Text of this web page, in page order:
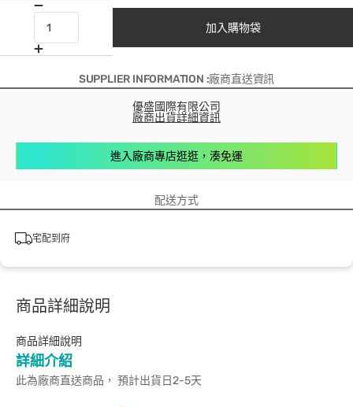
加入購物袋
SUPPLIER INFORMATION :廠商直送資訊
優盛國際有限公司
廠商出貨詳細資訊
進入廠商專店逛逛，湊免運
配送方式
宅配到府
商品詳細說明
商品詳細說明
詳細介紹
此為廠商直送商品， 預計出貨日2-5天